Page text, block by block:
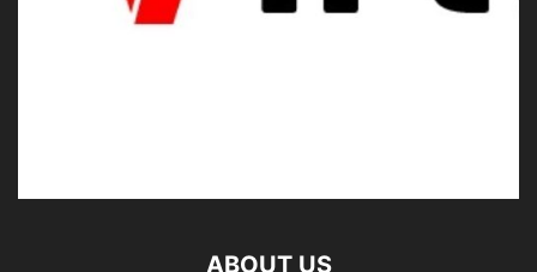
ABOUT US